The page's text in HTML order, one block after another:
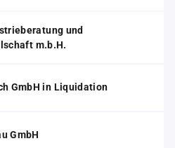
und
m.b.H.
GmbH in Liquidation
GmbH